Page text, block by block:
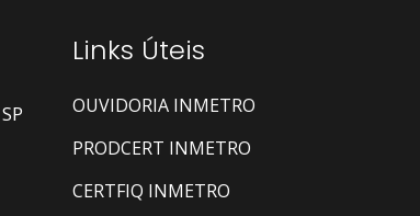
Links Úteis
OUVIDORIA INMETRO
PRODCERT INMETRO
CERTFIQ INMETRO